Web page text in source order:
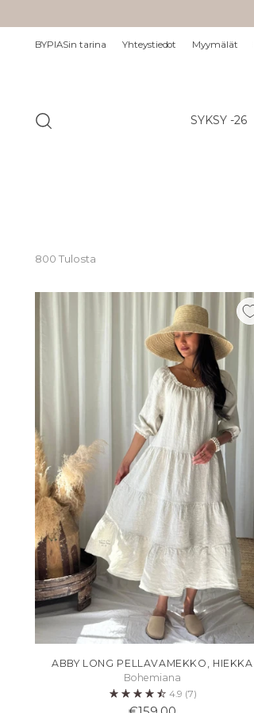
BYPIASin tarina Yhteystiedot Myymälät
SYKSY -26
800 Tulosta
ABBY LONG PELLAVAMEKKO, HIEKKA
Bohemiana
4.9 (7)